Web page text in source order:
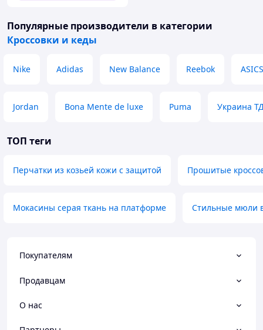
Популярные производители в категории
Кроссовки и кеды
Nike Adidas New Balance Reebok ASICS
Jordan Bona Mente de luxe Puma Украина
ТОП теги
Перчатки из козьей кожи с защитой Прошитые
Мокасины серая ткань на платформе Стильные мюли
Покупателям
Продавцам
О нас